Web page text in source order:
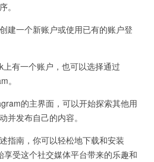
一个新账户或使用已有的账户登
有一个账户，也可以选择通过
。
的主界面，可以开始探索其他用
并发布自己的内容。
南，你可以轻松地下载和安装
受这个社交媒体平台带来的乐趣和